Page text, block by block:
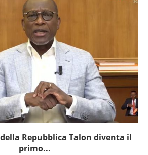
della Repubblica Talon diventa il
primo...